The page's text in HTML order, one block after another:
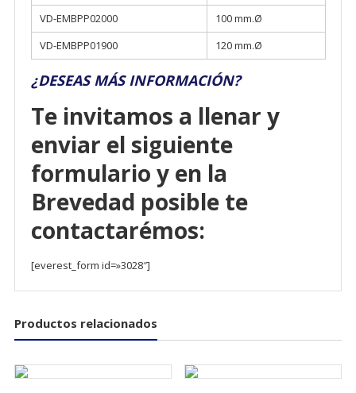
VD-EMBPP02000
100 mm.Ø
VD-EMBPP01900
120 mm.Ø
¿DESEAS MÁS INFORMACIÓN?
Te invitamos a llenar y
enviar el siguiente
formulario y en la
Brevedad posible te
contactarémos:
[everest_form id=»3028″]
Productos relacionados